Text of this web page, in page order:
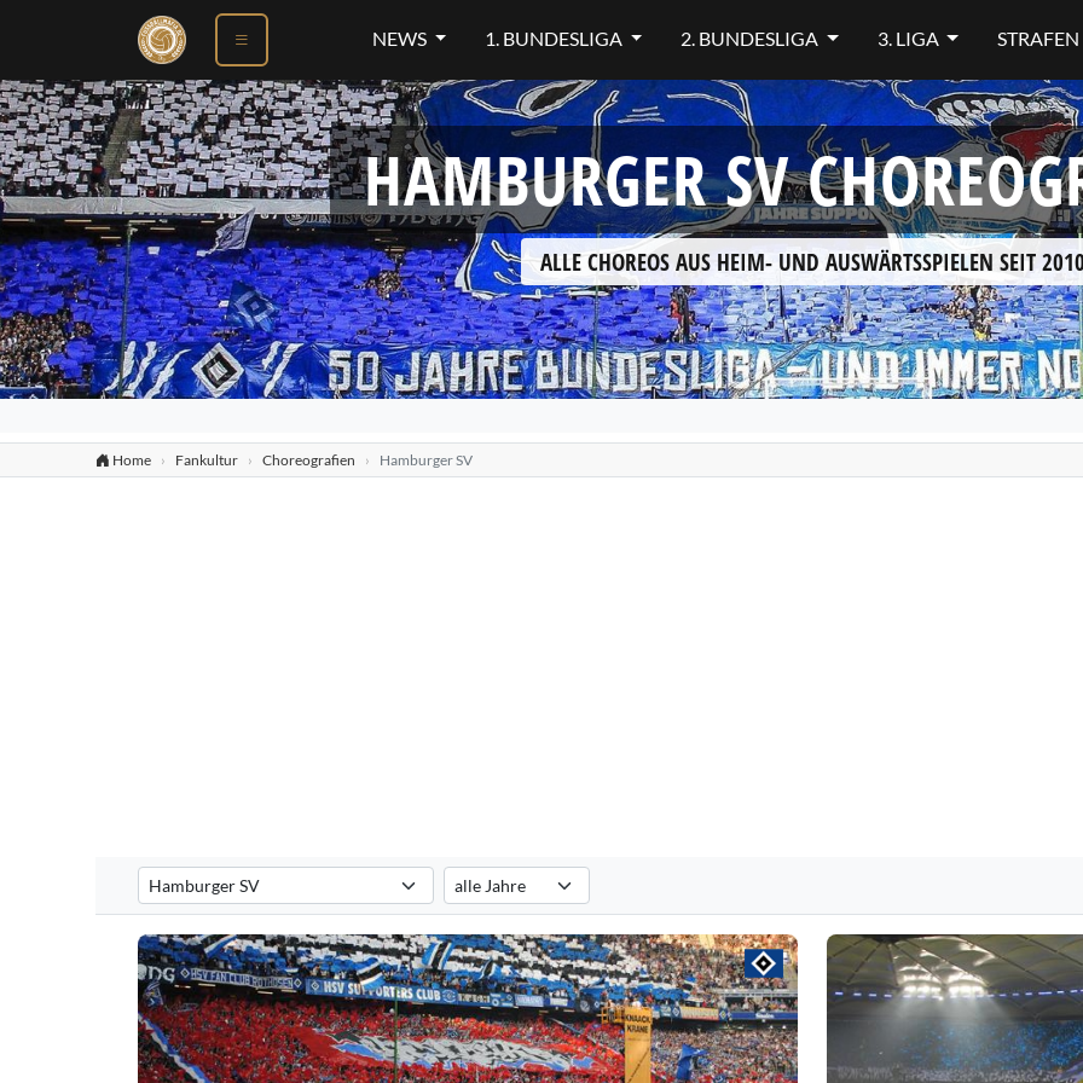
NEWS 1. BUNDESLIGA 2. BUNDESLIGA 3. LIGA STRAFEN
HAMBURGER SV
ALLE CHOREOS AUS HEIM- UND AUSWÄRTSSPIELEN SEIT
Home Fankultur Choreografien Hamburger SV
Verein auswählen
Filtert die Choreografien nach dem ausgewählten Verein. Standard: alle Vereine anzeigen.
Saison auswählen
Filtert die Choreografien nach der ausgewählten Saison. Standard: alle Saisons